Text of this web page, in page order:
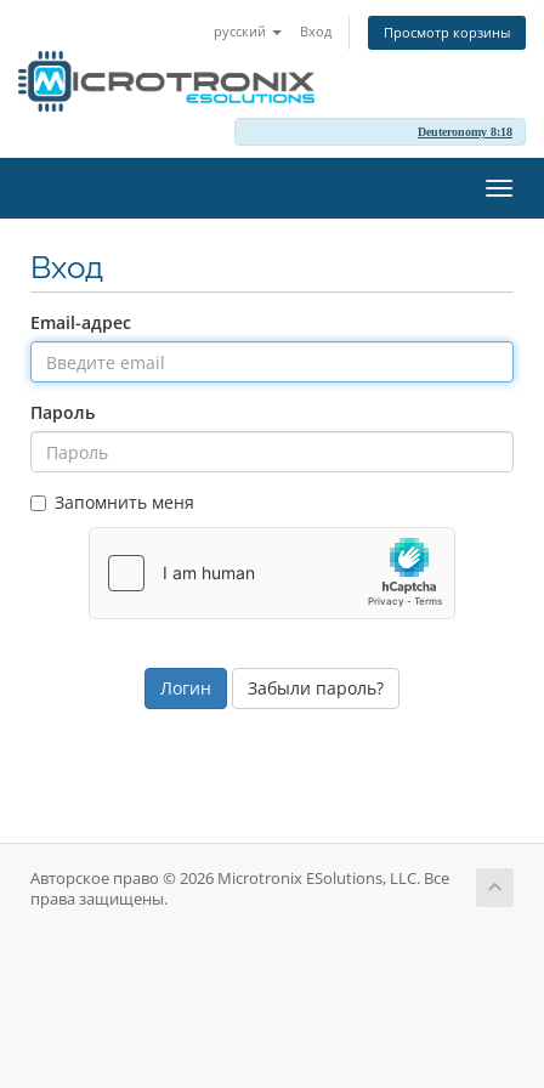
русский Вход Просмотр корзины
Deuteronomy 8:18
Вход
Email-адрес
Пароль
Запомнить меня
Забыли пароль?
Авторское право © 2026 Microtronix ESolutions, LLC. Все
права защищены.